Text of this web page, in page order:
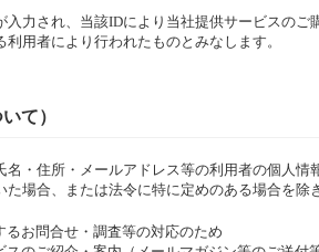
入力され、当該IDにより当社提供サービスの
用者により行われたものとみなします。
て）
名・住所・メールアドレス等の利用者の個人
場合、または法令に特に定めのある場合を除
お問合せ・調査等の対応のため